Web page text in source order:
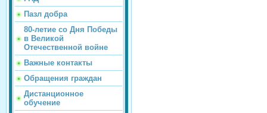
Пазл добра
80-летие со Дня Победы
в Великой
Отечественной войне
Важные контакты
Обращения граждан
Дистанционное
обучение